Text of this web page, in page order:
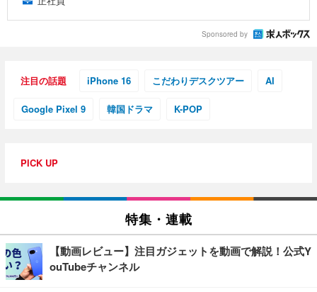
Sponsored by
注目の話題 iPhone 16 こだわりデスクツアー AI
Google Pixel 9 韓国ドラマ K-POP
PICK UP
特集・連載
【動画レビュー】注目ガジェットを動画で解説！公式Y
ouTubeチャンネル